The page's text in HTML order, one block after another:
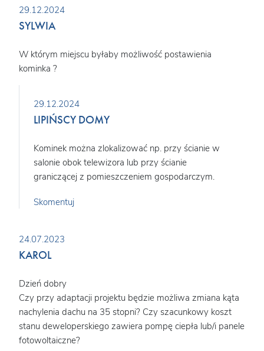
29.12.2024
SYLWIA
W którym miejscu byłaby możliwość postawienia
kominka ?
29.12.2024
LIPIŃSCY DOMY
Kominek można zlokalizować np. przy ścianie w
salonie obok telewizora lub przy ścianie
graniczącej z pomieszczeniem gospodarczym.
Skomentuj
24.07.2023
KAROL
Dzień dobry
Czy przy adaptacji projektu będzie możliwa zmiana kąta
nachylenia dachu na 35 stopni? Czy szacunkowy koszt
stanu deweloperskiego zawiera pompę ciepła lub/i panele
fotowoltaiczne?